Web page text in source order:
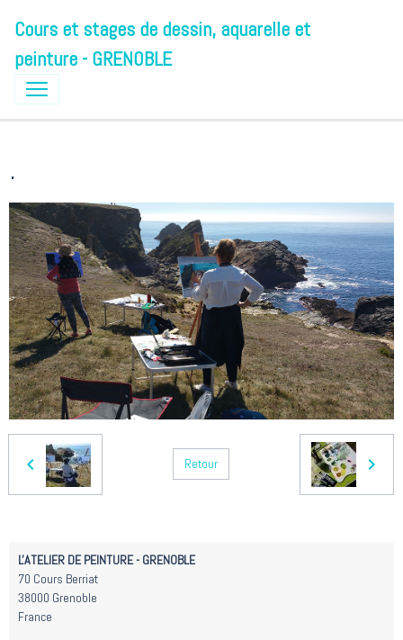
Cours et stages de dessin, aquarelle et
peinture - GRENOBLE
.
Retour
L'ATELIER DE PEINTURE - GRENOBLE
70 Cours Berriat
38000 Grenoble
France